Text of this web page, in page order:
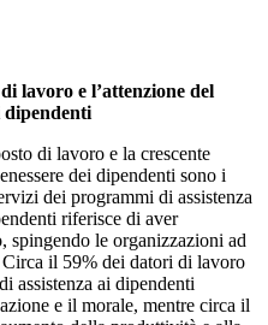
lavoro e l’attenzione del
dipendenti
di lavoro e la crescente
dei dipendenti sono i
dei programmi di assistenza
riferisce di aver
spingendo le organizzazioni ad
il 59% dei datori di lavoro
assistenza ai dipendenti
e il morale, mentre circa il